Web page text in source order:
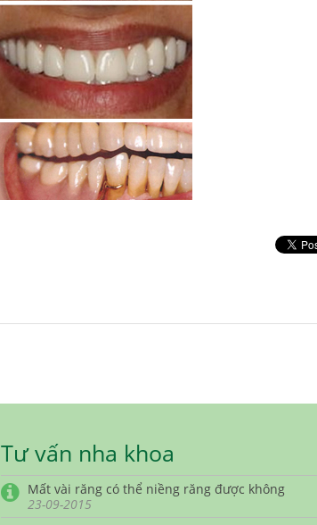
Tư vấn nha khoa
Mất vài răng có thể niềng răng được không
23-09-2015